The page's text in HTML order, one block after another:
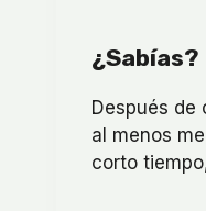
¿Sabías?
Después de
al menos
corto